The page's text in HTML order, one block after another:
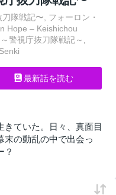
隊戦記〜, フォーロン・
Hope – Keishichou
警視庁抜刀隊戦記～,
最新話を読む
ていた。日々、真面目
末の動乱の中で出会っ
？